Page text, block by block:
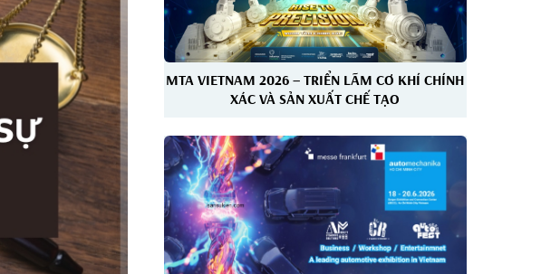
MTA VIETNAM 2026 – TRIỂN LÃM CƠ KHÍ CHÍNH
XÁC VÀ SẢN XUẤT CHẾ TẠO